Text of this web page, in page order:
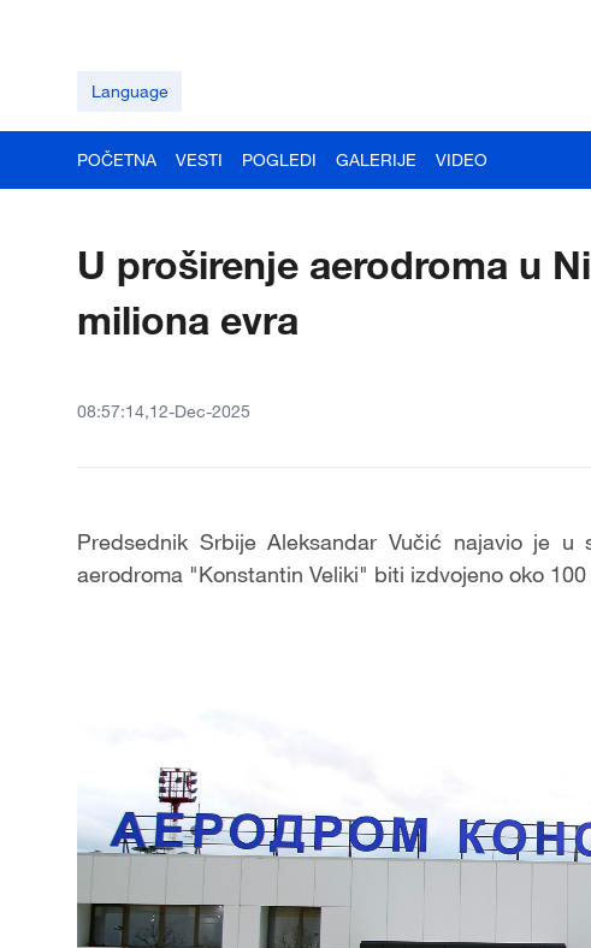
Language
POČETNA VESTI POGLEDI GALERIJE VIDEO
U proširenje aerodroma u
miliona evra
08:57:14,12-Dec-2025
Predsednik Srbije Aleksandar Vučić najavio je
aerodroma "Konstantin Veliki" biti izdvojeno oko 100